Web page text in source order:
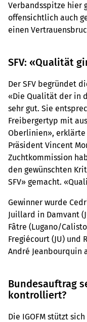
Verbandsspitze hier
offensichtlich auch
einen
SFV: «Qualität
Der SFV begründet
«Die Qualität der in
sehr gut. Sie
Freibergertyp mit
Oberlinien»,
Präsident Vincent
Zuchtkommission
den gewünschten
SFV» gemacht.
Gewinner wurde
Juillard in Damvant
Fâtre (Lugano/
Fregiécourt (JU)
André Jeanbourquin
Bundesauftrag
kontrolliert?
Die IGOFM stützt